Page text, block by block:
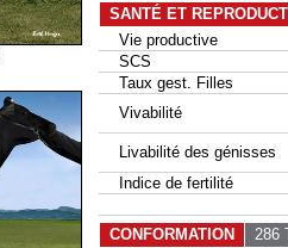
SANTÉ ET
Vie productive
SCS
Taux gest. Filles
Vivabilité
Livabilité des génisses
Indice de fertilité
CONFORMATION
286